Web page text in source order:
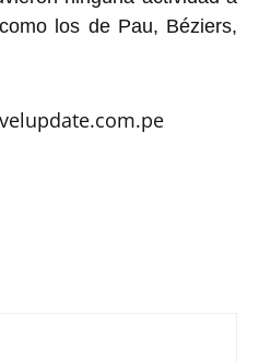
los de Pau, Béziers,